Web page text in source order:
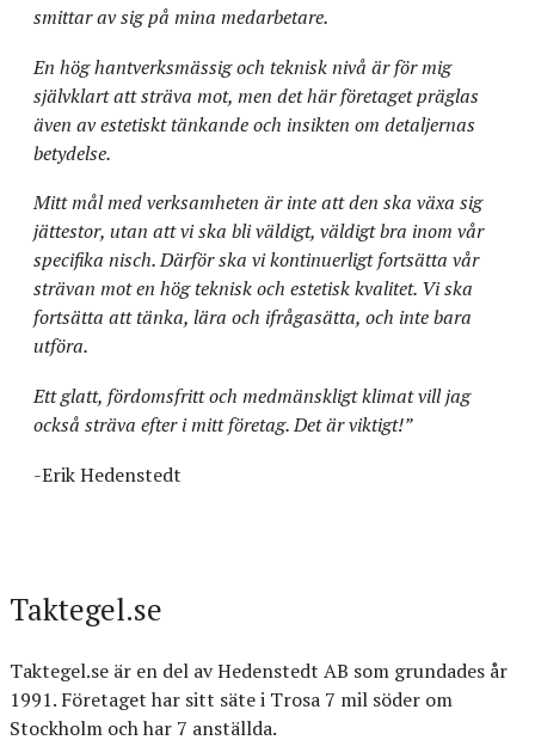
smittar av sig på mina medarbetare.
En hög hantverksmässig och teknisk nivå är för mig
självklart att sträva mot, men det här företaget präglas
även av estetiskt tänkande och insikten om detaljernas
betydelse.
Mitt mål med verksamheten är inte att den ska växa sig
jättestor, utan att vi ska bli väldigt, väldigt bra inom vår
specifika nisch. Därför ska vi kontinuerligt fortsätta vår
strävan mot en hög teknisk och estetisk kvalitet. Vi ska
fortsätta att tänka, lära och ifrågasätta, och inte bara
utföra.
Ett glatt, fördomsfritt och medmänskligt klimat vill jag
också sträva efter i mitt företag. Det är viktigt!”
-Erik Hedenstedt
Taktegel.se
Taktegel.se är en del av Hedenstedt AB som grundades år
1991. Företaget har sitt säte i Trosa 7 mil söder om
Stockholm och har 7 anställda.